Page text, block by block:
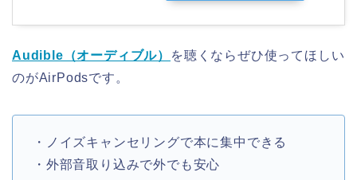
Audible（オーディブル）
を聴くならぜひ使ってほしい
のがAirPodsです。
・ノイズキャンセリングで本に集中できる
・外部音取り込みで外でも安心